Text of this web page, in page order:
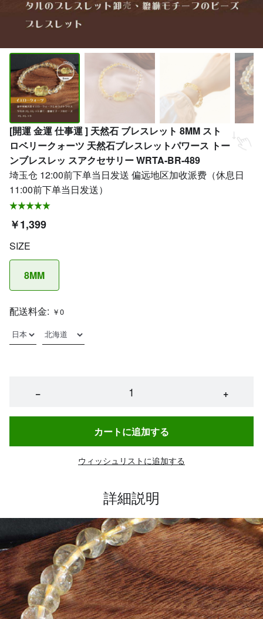
[開運 金運 仕事運 ] 天然石 ブレスレット 8MM スト
ロベリークォーツ 天然石ブレスレットパワース トー
ンブレスレッ スアクセサリー WRTA-BR-489
埼玉仓 12:00前下单当日发送 偏远地区加收派费（休息日
11:00前下单当日发送）
￥1,399
SIZE
8MM
配送料金: ￥0
− +
カートに追加する
ウィッシュリストに追加する
詳細説明